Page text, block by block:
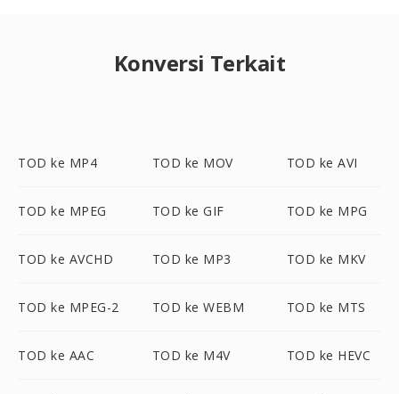
Konversi Terkait
TOD ke MP4 TOD ke MOV TOD ke AVI
TOD ke MPEG TOD ke GIF TOD ke MPG
TOD ke AVCHD TOD ke MP3 TOD ke MKV
TOD ke MPEG-2 TOD ke WEBM TOD ke MTS
TOD ke AAC TOD ke M4V TOD ke HEVC